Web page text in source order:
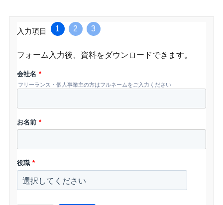
入力項目 1 2 3
フォーム入力後、資料をダウンロードできます。
会社名 *
フリーランス・個人事業主の方はフルネームをご入力ください
お名前 *
役職 *